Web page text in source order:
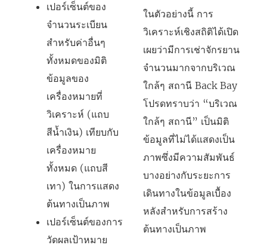
เปอร์เซ็นต์ของ
จำนวนระเบียน
สำหรับค่าอื่นๆ
ทั้งหมดของมิติ
ข้อมูลของ
เครื่องหมายที่
วิเคราะห์ (แถบ
สีน้ำเงิน) เทียบกับ
เครื่องหมาย
ทั้งหมด (แถบสี
เทา) ในการแสดง
ต้นทางเป็นภาพ
เปอร์เซ็นต์ของการ
วัดผลเป้าหมาย
ในตัวอย่างนี้ การ
วิเคราะห์เชิงสถิติได้เปิด
เผยว่ามีการเช่าจักรยาน
จำนวนมากจากบริเวณ
ใกล้ๆ สถานี Back Bay
โปรดทราบว่า “บริเวณ
ใกล้ๆ สถานี” เป็นมิติ
ข้อมูลที่ไม่ได้แสดงเป็น
ภาพซึ่งมีความสัมพันธ์
บางอย่างกับระยะการ
เดินทางในข้อมูลเบื้อง
หลังสำหรับการสร้าง
ต้นทางเป็นภาพ